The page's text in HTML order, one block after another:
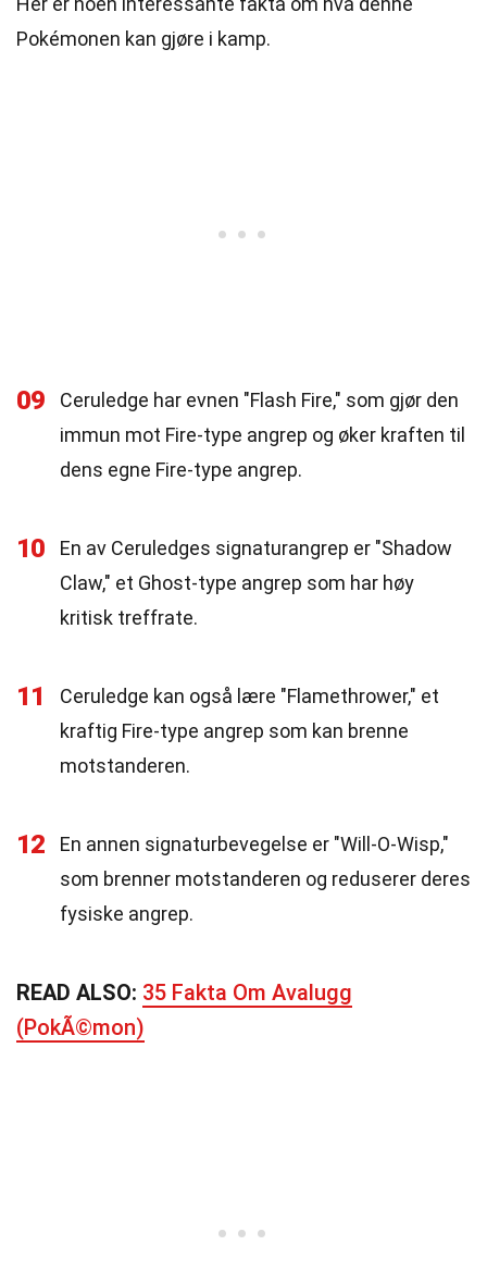
Pokémonen kan gjøre i kamp.
09
Ceruledge har evnen "Flash Fire," som gjør den
immun mot Fire-type angrep og øker kraften til
dens egne Fire-type angrep.
10
En av Ceruledges signaturangrep er "Shadow
Claw," et Ghost-type angrep som har høy
kritisk treffrate.
11
Ceruledge kan også lære "Flamethrower," et
kraftig Fire-type angrep som kan brenne
motstanderen.
12
En annen signaturbevegelse er "Will-O-Wisp,"
som brenner motstanderen og reduserer deres
fysiske angrep.
READ ALSO: 35 Fakta Om Avalugg
(PokÃ©mon)